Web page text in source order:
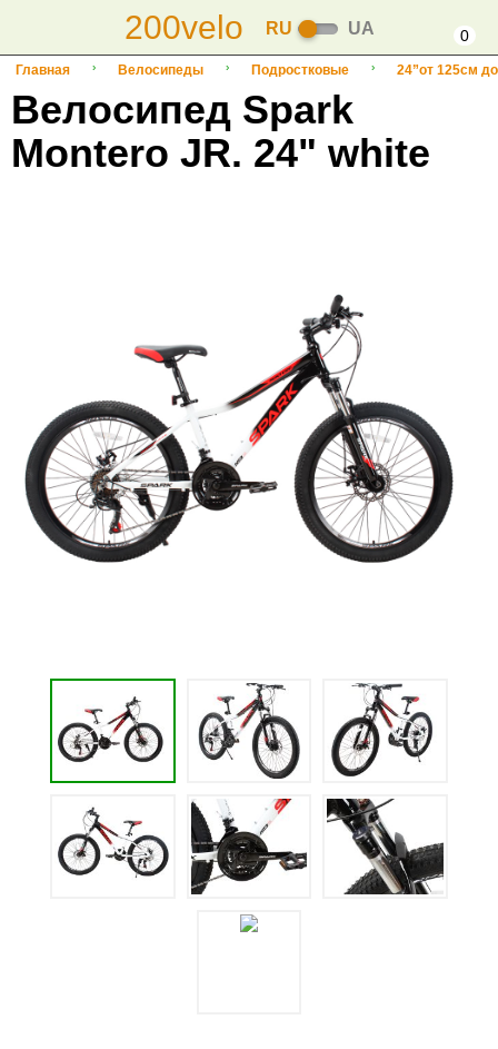
200velo RU UA 0
Главная Велосипеды Подростковые 24”от 125см
Велосипед Spark
Montero JR. 24" white